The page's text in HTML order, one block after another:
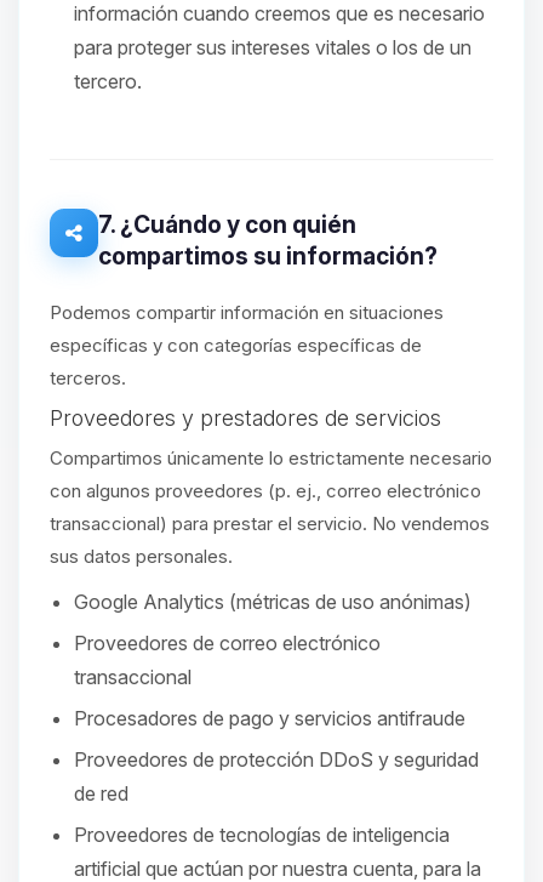
información cuando creemos que es necesario
para proteger sus intereses vitales o los de un
tercero.
7. ¿Cuándo y con quién
compartimos su información?
Podemos compartir información en situaciones
específicas y con categorías específicas de
terceros.
Proveedores y prestadores de servicios
Compartimos únicamente lo estrictamente necesario
con algunos proveedores (p. ej., correo electrónico
transaccional) para prestar el servicio. No vendemos
sus datos personales.
Google Analytics (métricas de uso anónimas)
Proveedores de correo electrónico
transaccional
Procesadores de pago y servicios antifraude
Proveedores de protección DDoS y seguridad
de red
Proveedores de tecnologías de inteligencia
artificial que actúan por nuestra cuenta, para la